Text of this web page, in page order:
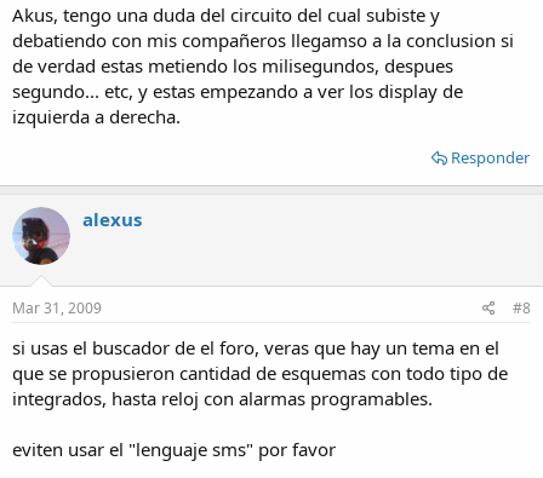
Akus, tengo una duda del circuito del cual subiste y
debatiendo con mis compañeros llegamso a la conclusion si
de verdad estas metiendo los milisegundos, despues
segundo... etc, y estas empezando a ver los display de
izquierda a derecha.
Responder
alexus
Mar 31, 2009 #8
si usas el buscador de el foro, veras que hay un tema en el
que se propusieron cantidad de esquemas con todo tipo de
integrados, hasta reloj con alarmas programables.
eviten usar el "lenguaje sms" por favor